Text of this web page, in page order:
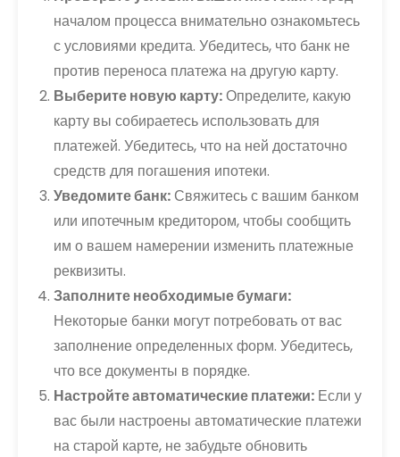
началом процесса внимательно ознакомьтесь
с условиями кредита. Убедитесь, что банк не
против переноса платежа на другую карту.
Выберите новую карту:Определите, какую
карту вы собираетесь использовать для
платежей. Убедитесь, что на ней достаточно
средств для погашения ипотеки.
Уведомите банк: Свяжитесь с вашим банком
или ипотечным кредитором, чтобы сообщить
им о вашем намерении изменить платежные
реквизиты.
Заполните необходимые бумаги:
Некоторые банки могут потребовать от вас
заполнение определенных форм. Убедитесь,
что все документы в порядке.
Настройте автоматические платежи: Если у
вас были настроены автоматические платежи
на старой карте, не забудьте обновить